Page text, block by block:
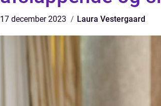
17 december 2023 Laura Vestergaard